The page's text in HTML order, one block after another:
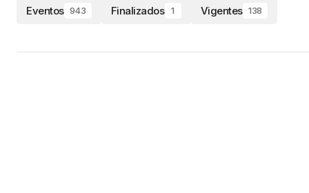
Eventos 943 Finalizados 1 Vigentes 138